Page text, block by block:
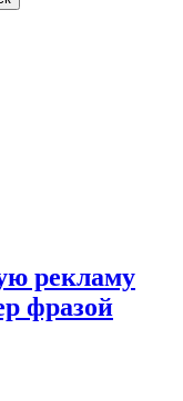
рекламу
фразой